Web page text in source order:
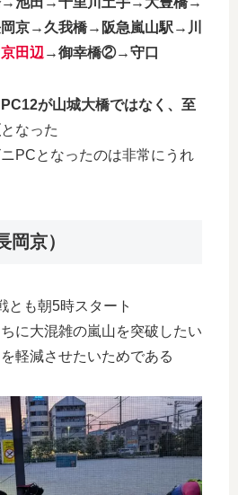
京→久我橋→阪急嵐山駅→川
京田辺 →御幸橋②→守口
PC12が山城大橋ではなく、至
となった
PCとなったのは非常にうれ
京）
とも朝5時スタート
に大混雑の嵐山を突破したい
軽減させたいためである